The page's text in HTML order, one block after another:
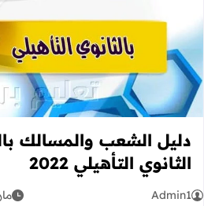
دليل
دليل الشعب والمسالك
الثانوي التأهيلي 2022
Admin1